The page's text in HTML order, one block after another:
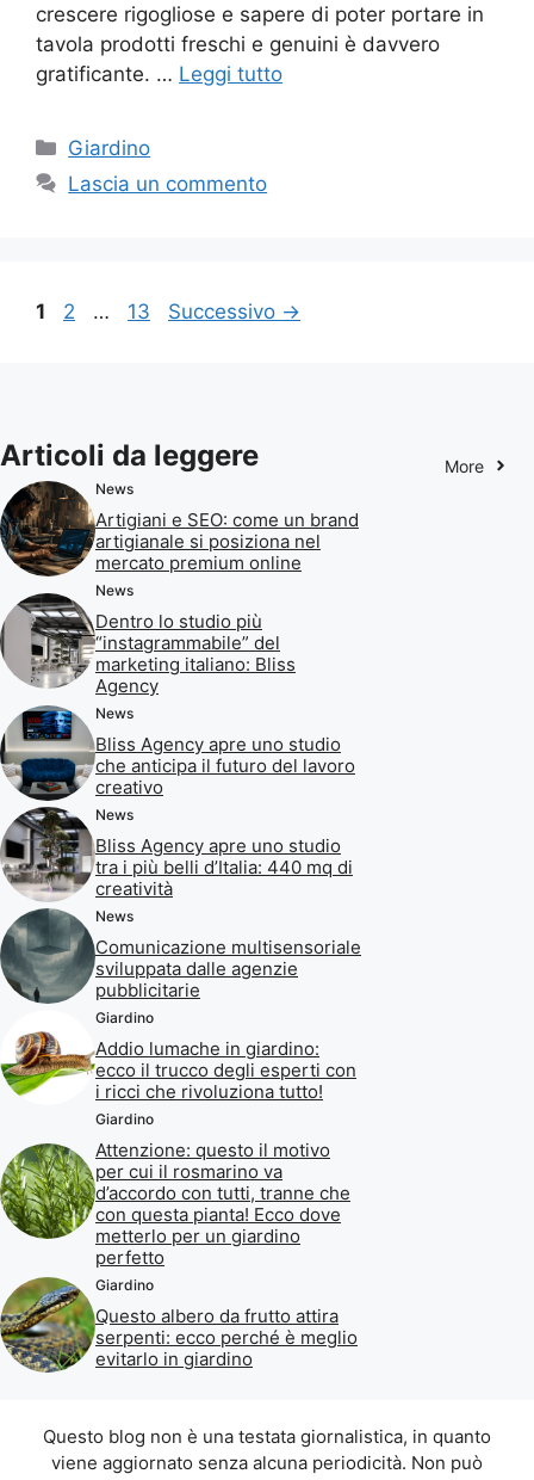
crescere rigogliose e sapere di poter portare in
tavola prodotti freschi e genuini è davvero
gratificante. … Leggi tutto
Categorie
Giardino
Lascia un commento
Pagina
1 Pagina
2 … Pagina
13 Successivo →
Articoli da leggere More
News
Artigiani e SEO: come un brand
artigianale si posiziona nel
mercato premium online
News
Dentro lo studio più
“instagrammabile” del
marketing italiano: Bliss
Agency
News
Bliss Agency apre uno studio
che anticipa il futuro del lavoro
creativo
News
Bliss Agency apre uno studio
tra i più belli d’Italia: 440 mq di
creatività
News
Comunicazione multisensoriale
sviluppata dalle agenzie
pubblicitarie
Giardino
Addio lumache in giardino:
ecco il trucco degli esperti con
i ricci che rivoluziona tutto!
Giardino
Attenzione: questo il motivo
per cui il rosmarino va
d’accordo con tutti, tranne che
con questa pianta! Ecco dove
metterlo per un giardino
perfetto
Giardino
Questo albero da frutto attira
serpenti: ecco perché è meglio
evitarlo in giardino
Questo blog non è una testata giornalistica, in quanto
viene aggiornato senza alcuna periodicità. Non può